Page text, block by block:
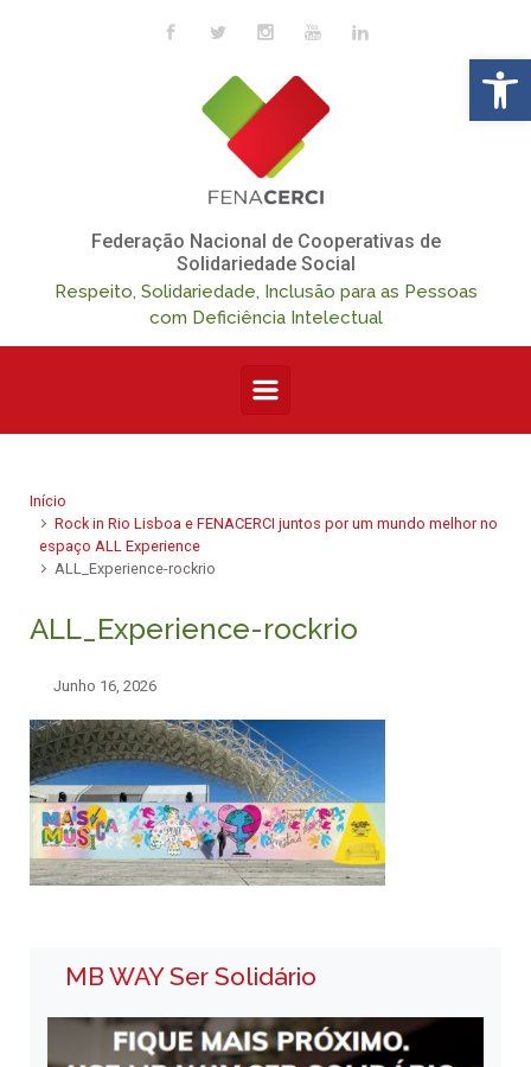
Skip to main content
Federação Nacional de Cooperativas de
Solidariedade Social
Respeito, Solidariedade, Inclusão para as Pessoas
com Deficiência Intelectual
Início
Rock in Rio Lisboa e FENACERCI juntos por um mundo melhor no
espaço ALL Experience
ALL_Experience-rockrio
ALL_Experience-rockrio
Junho 16, 2026
MB WAY Ser Solidário